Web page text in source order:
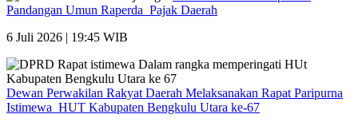
Pandangan Umun Raperda Pajak Daerah
6 Juli 2026 | 19:45 WIB
Dewan Perwakilan Rakyat Daerah Melaksanakan Rapat Paripurna
Istimewa HUT Kabupaten Bengkulu Utara ke-67